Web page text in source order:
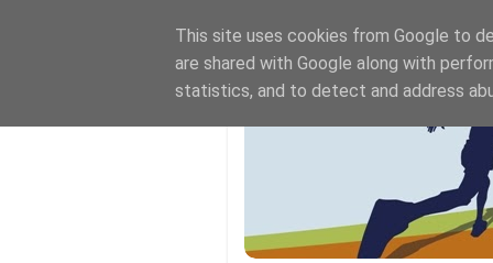
This site uses cookies from Google to
are shared with Google along with
statistics, and to detect and address